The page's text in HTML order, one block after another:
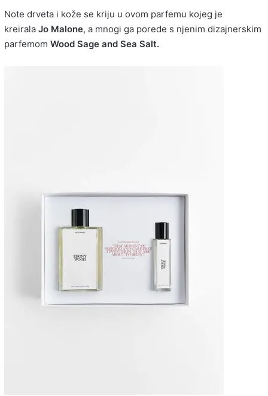
Note drveta i kože se kriju u ovom parfemu kojeg je
kreirala Jo Malone, a mnogi ga porede s njenim dizajnerskim
parfemom Wood Sage and Sea Salt.